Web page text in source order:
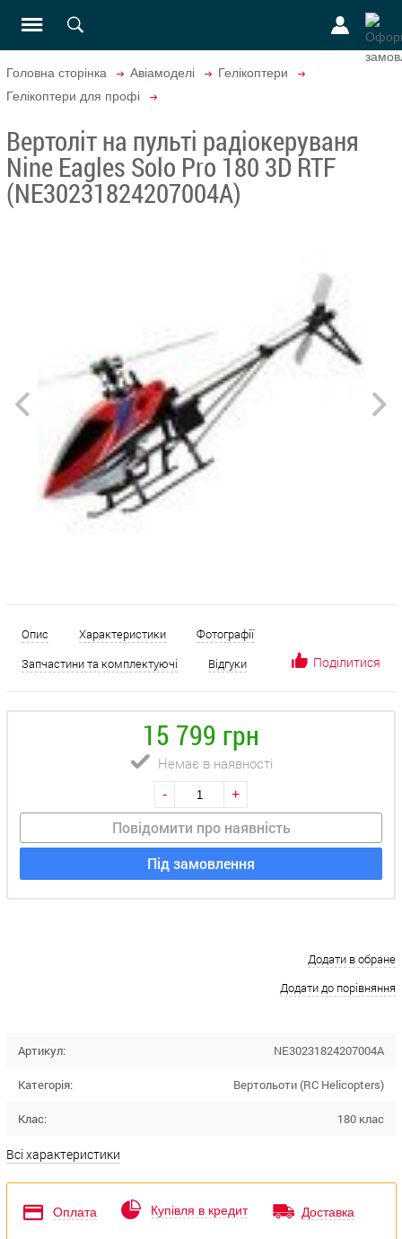
Головна сторінка Авіамоделі
Гелікоптери
Гелікоптери для профі
Вертоліт на пульті радіокеруваня
Nine Eagles Solo Pro 180 3D RTF
(NE30231824207004A)
Опис Характеристики
Фотографії
Запчастини та комплектуючі
Відгуки Поділитися
15 799 грн
Немає в наявності
- +
Повідомити про наявність
Під замовлення
Додати в обране
Додати до порівняння
Артикул: NE30231824207004A
Категорія: Вертольоти (RC Helicopters)
Клас: 180 клас
Всі характеристики
Оплата Купівля в кредит Доставка